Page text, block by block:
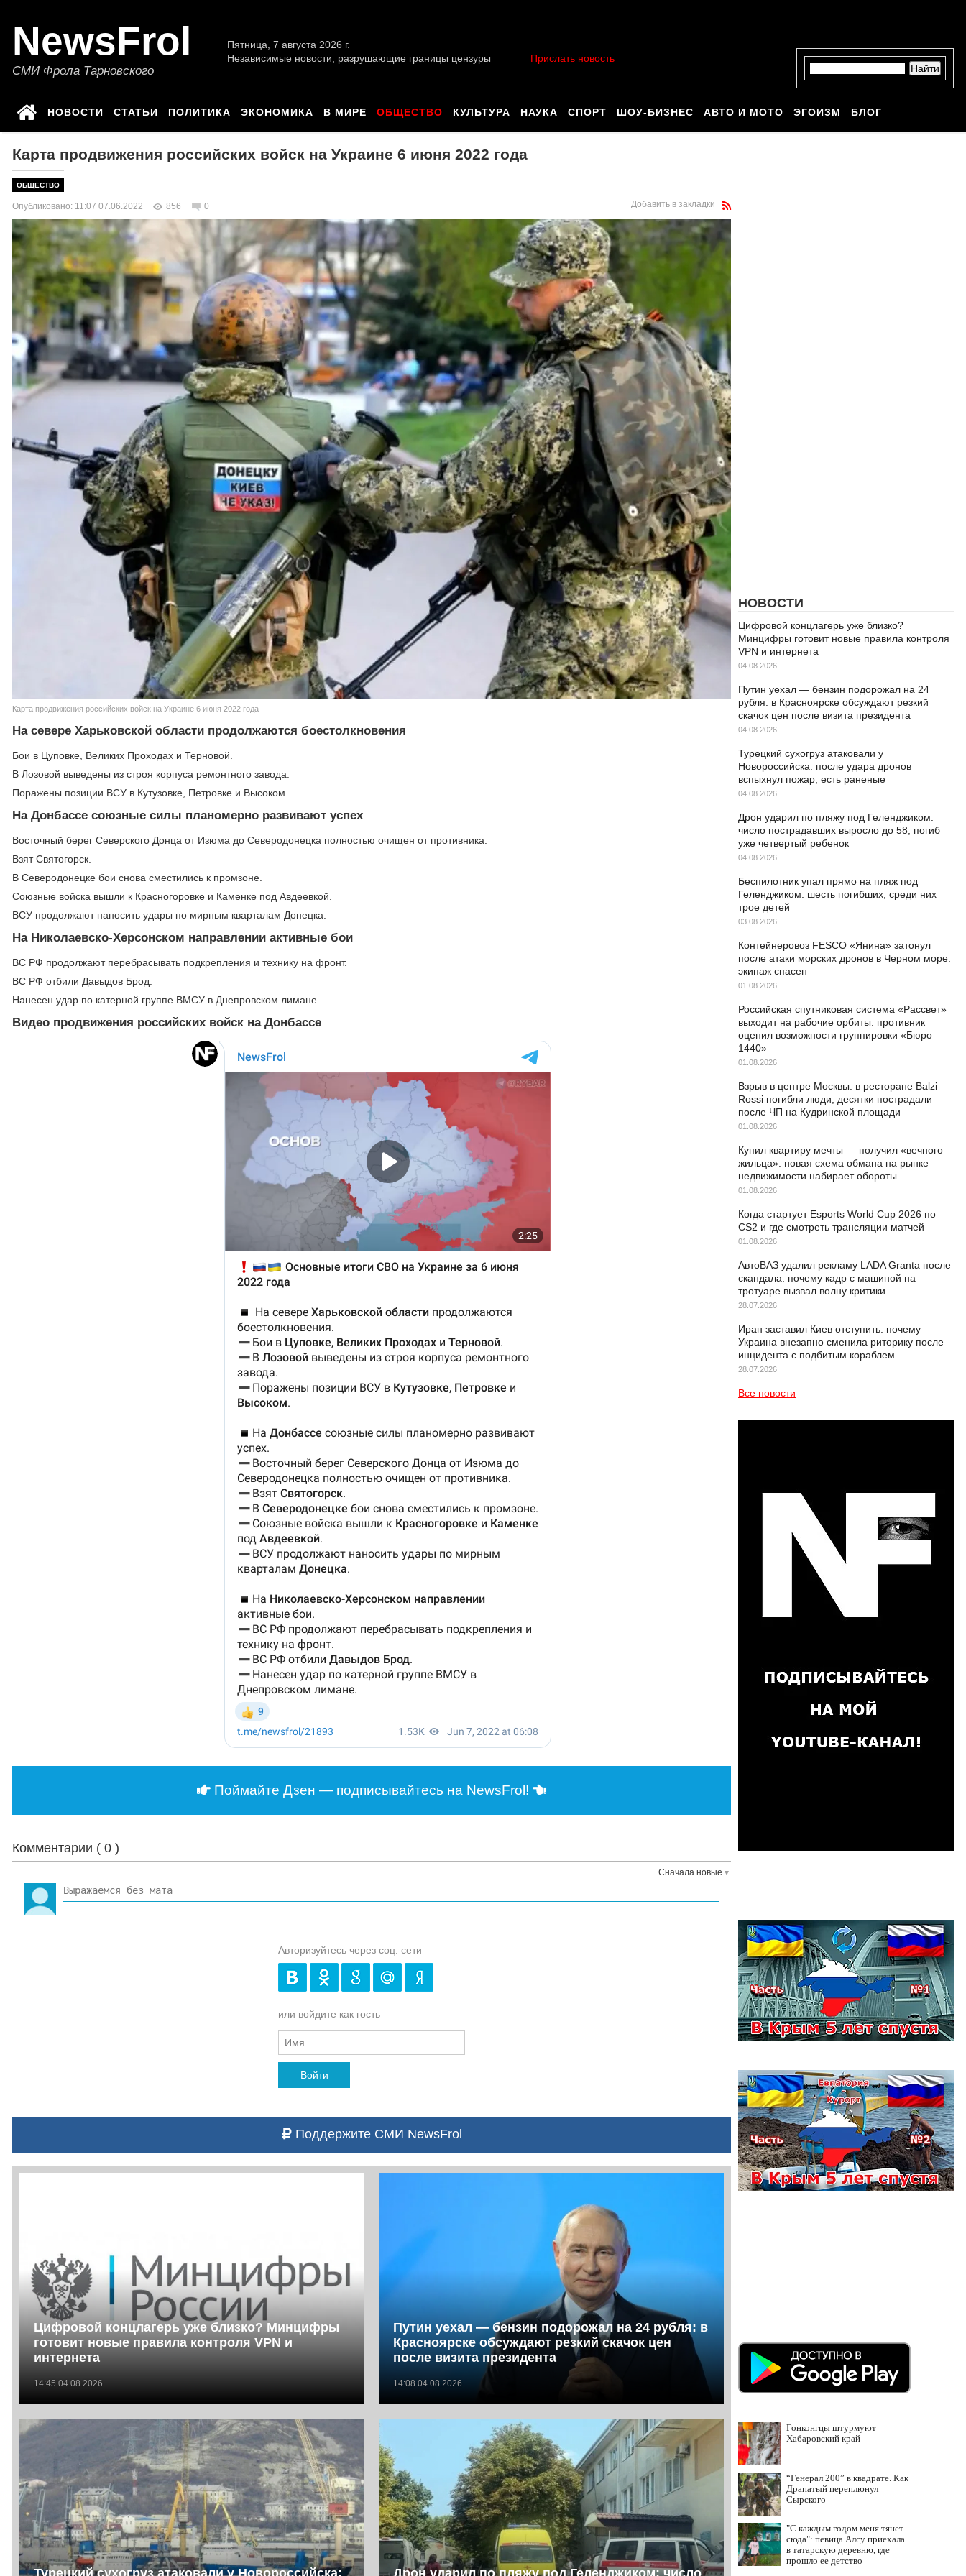
NewsFrol
СМИ Фрола Тарновского
Пятница, 7 августа 2026 г.
Независимые новости, разрушающие границы цензуры
Прислать новость
НОВОСТИ СТАТЬИ ПОЛИТИКА ЭКОНОМИКА В МИРЕ ОБЩЕСТВО КУЛЬТУРА НАУКА СПОРТ ШОУ-БИЗНЕС АВТО И МОТО ЭГОИЗМ БЛОГ
Карта продвижения российских войск на Украине 6 июня 2022 года
ОБЩЕСТВО
Опубликовано: 11:07 07.06.2022 856 0 Добавить в закладки
Карта продвижения российских войск на Украине 6 июня 2022 года
На севере Харьковской области продолжаются боестолкновения
Бои в Цуповке, Великих Проходах и Терновой.
В Лозовой выведены из строя корпуса ремонтного завода.
Поражены позиции ВСУ в Кутузовке, Петровке и Высоком.
На Донбассе союзные силы планомерно развивают успех
Восточный берег Северского Донца от Изюма до Северодонецка полностью очищен от противника.
Взят Святогорск.
В Северодонецке бои снова сместились к промзоне.
Союзные войска вышли к Красногоровке и Каменке под Авдеевкой.
ВСУ продолжают наносить удары по мирным кварталам Донецка.
На Николаевско-Херсонском направлении активные бои
ВС РФ продолжают перебрасывать подкрепления и технику на фронт.
ВС РФ отбили Давыдов Брод.
Нанесен удар по катерной группе ВМСУ в Днепровском лимане.
Видео продвижения российских войск на Донбассе
Поймайте Дзен — подписывайтесь на NewsFrol!
Комментарии ( 0 )
Сначала новые
Авторизуйтесь через соц. сети
или войдите как гость
Войти
Поддержите СМИ NewsFrol
Цифровой концлагерь уже близко? Минцифры
готовит новые правила контроля VPN и
интернета
14:45 04.08.2026
Путин уехал — бензин подорожал на 24 рубля: в
Красноярске обсуждают резкий скачок цен
после визита президента
14:08 04.08.2026
Турецкий сухогруз атаковали у Новороссийска: Дрон ударил по пляжу под Геленджиком: число
НОВОСТИ
Цифровой концлагерь уже близко?
Минцифры готовит новые правила контроля
VPN и интернета
04.08.2026
Путин уехал — бензин подорожал на 24
рубля: в Красноярске обсуждают резкий
скачок цен после визита президента
04.08.2026
Турецкий сухогруз атаковали у
Новороссийска: после удара дронов
вспыхнул пожар, есть раненые
04.08.2026
Дрон ударил по пляжу под Геленджиком:
число пострадавших выросло до 58, погиб
уже четвертый ребенок
04.08.2026
Беспилотник упал прямо на пляж под
Геленджиком: шесть погибших, среди них
трое детей
03.08.2026
Контейнеровоз FESCO «Янина» затонул
после атаки морских дронов в Черном море:
экипаж спасен
01.08.2026
Российская спутниковая система «Рассвет»
выходит на рабочие орбиты: противник
оценил возможности группировки «Бюро
1440»
01.08.2026
Взрыв в центре Москвы: в ресторане Balzi
Rossi погибли люди, десятки пострадали
после ЧП на Кудринской площади
01.08.2026
Купил квартиру мечты — получил «вечного
жильца»: новая схема обмана на рынке
недвижимости набирает обороты
01.08.2026
Когда стартует Esports World Cup 2026 по
CS2 и где смотреть трансляции матчей
01.08.2026
АвтоВАЗ удалил рекламу LADA Granta после
скандала: почему кадр с машиной на
тротуаре вызвал волну критики
28.07.2026
Иран заставил Киев отступить: почему
Украина внезапно сменила риторику после
инцидента с подбитым кораблем
28.07.2026
Все новости
Гонконгцы штурмуют
Хабаровский край
“Генерал 200” в квадрате. Как
Драпатый переплюнул
Сырского
"С каждым годом меня тянет
сюда": певица Алсу приехала
в татарскую деревню, где
прошло ее детство